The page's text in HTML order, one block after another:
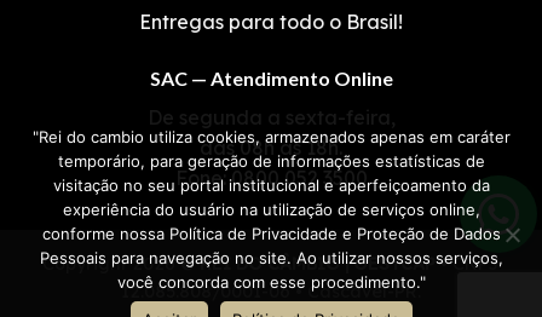
Entregas para todo o Brasil!
SAC — Atendimento Online
De segunda a sexta-feira,
das 08h às 18h.
Fone:0800 052 3500
Copyright 2026 ©REI DO CÂMBIO | OESTCAP• CNPJ
12.085.808/0001-06 • Cascavel-PR.
"Rei do cambio utiliza cookies, armazenados apenas em caráter
temporário, para geração de informações estatísticas de
visitação no seu portal institucional e aperfeiçoamento da
experiência do usuário na utilização de serviços online,
conforme nossa Política de Privacidade e Proteção de Dados
Pessoais para navegação no site. Ao utilizar nossos serviços,
você concorda com esse procedimento."